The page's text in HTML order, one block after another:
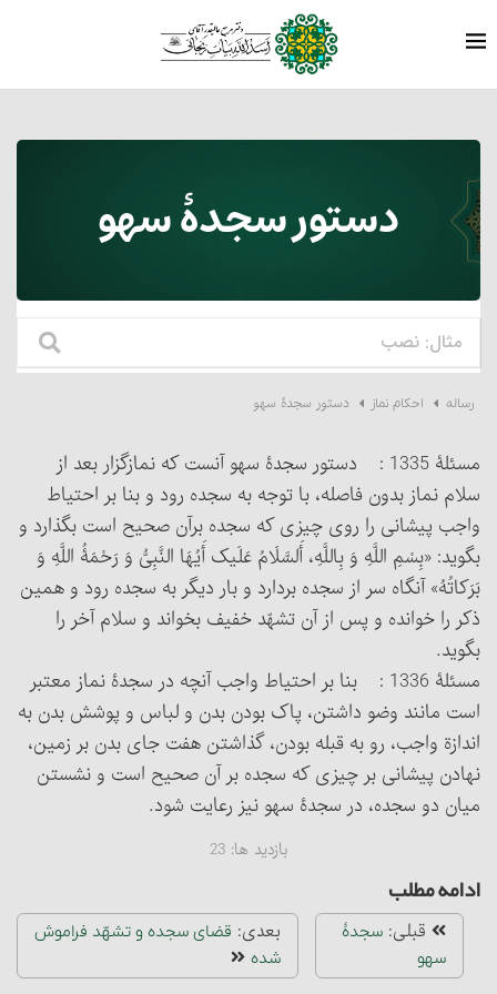
دستور سجدۀ سهو
رساله احکام نماز دستور سجدۀ سهو
مسئلۀ 1335 : دستور سجدۀ سهو آنست که نمازگزار بعد از
سلام نماز بدون فاصله، با توجه به سجده رود و بنا بر احتیاط
واجب پیشانی را روی چیزی که سجده برآن صحیح است بگذارد و
بگوید: «بِسْمِ اللَّهِ وَ بِاللَّهِ، أَلسَّلَامُ عَلَیک أَیُهَا النَّبِیُّ وَ رَحْمَۀُ اللَّهِ وَ
بَرَکاتُهُ» آنگاه سر از سجده بردارد و بار دیگر به سجده رود و همین
ذکر را خوانده و پس از آن تشهّد خفیف بخواند و سلام آخر را
بگوید.
مسئلۀ 1336 : بنا بر احتیاط واجب آنچه در سجدۀ نماز معتبر
است مانند وضو داشتن، پاک بودن بدن و لباس و پوشش بدن به
اندازة واجب، رو به قبله بودن، گذاشتن هفت جای بدن بر زمین،
نهادن پیشانی بر چیزی که سجده بر آن صحیح است و نشستن
میان دو سجده، در سجدۀ سهو نیز رعایت شود.
بازدید ها: 23
ادامه مطلب
قبلی: سجدۀ
سهو
بعدی: قضای سجده و تشهّد فراموش
شده